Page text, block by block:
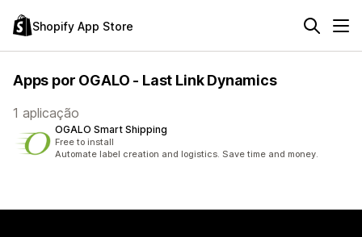
Shopify App Store
Apps por OGALO - Last Link Dynamics
1 aplicação
OGALO Smart Shipping
Free to install
Automate label creation and logistics. Save time and money.